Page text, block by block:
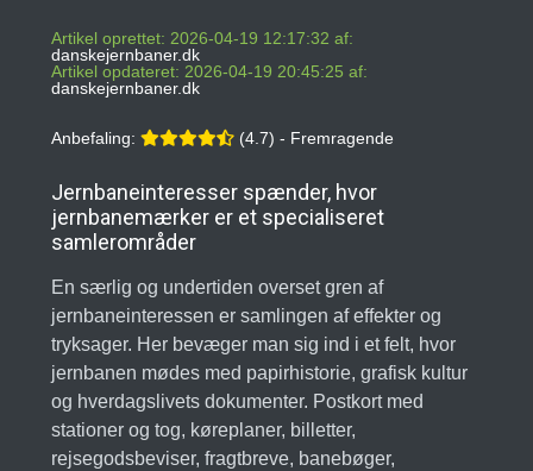
Artikel oprettet: 2026-04-19 12:17:32 af:
danskejernbaner.dk
Artikel opdateret: 2026-04-19 20:45:25 af:
danskejernbaner.dk
Anbefaling: (4.7) - Fremragende
Jernbaneinteresser spænder, hvor
jernbanemærker er et specialiseret
samlerområder
En særlig og undertiden overset gren af
jernbaneinteressen er samlingen af effekter og
tryksager. Her bevæger man sig ind i et felt, hvor
jernbanen mødes med papirhistorie, grafisk kultur
og hverdagslivets dokumenter. Postkort med
stationer og tog, køreplaner, billetter,
rejsegodsbeviser, fragtbreve, banebøger,